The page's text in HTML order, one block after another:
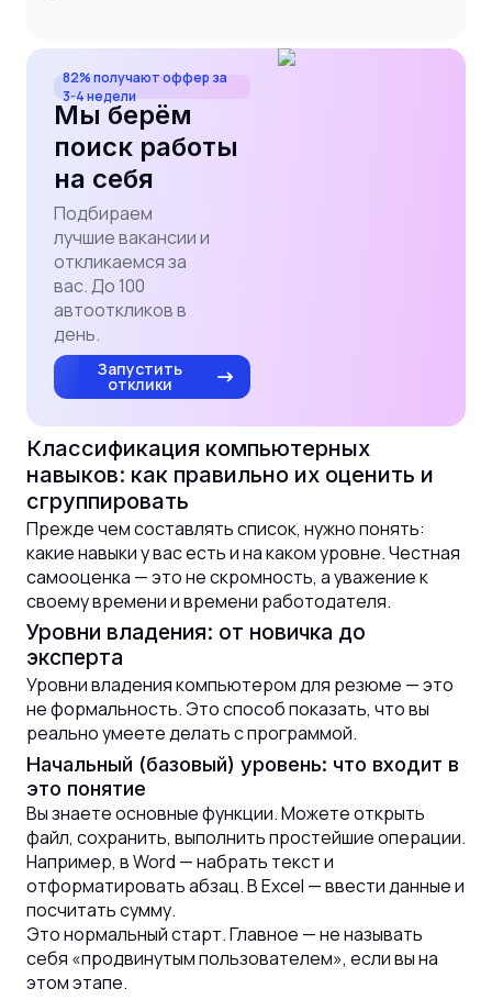
82% получают оффер за
3-4 недели
Мы берём
поиск работы
на себя
Подбираем
лучшие вакансии и
откликаемся за
вас. До 100
автооткликов в
день.
Запустить
отклики
Классификация компьютерных
навыков: как правильно их оценить и
сгруппировать
Прежде чем составлять список, нужно понять:
какие навыки у вас есть и на каком уровне. Честная
самооценка — это не скромность, а уважение к
своему времени и времени работодателя.
Уровни владения: от новичка до
эксперта
Уровни владения компьютером для резюме — это
не формальность. Это способ показать, что вы
реально умеете делать с программой.
Начальный (базовый) уровень: что входит в
это понятие
Вы знаете основные функции. Можете открыть
файл, сохранить, выполнить простейшие операции.
Например, в Word — набрать текст и
отформатировать абзац. В Excel — ввести данные и
посчитать сумму.
Это нормальный старт. Главное — не называть
себя «продвинутым пользователем», если вы на
этом этапе.